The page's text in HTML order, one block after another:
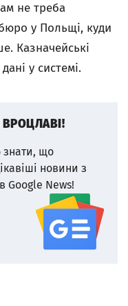
не треба
у Польщі, куди
Казначейські
у системі.
ВРОЦЛАВІ!
знати, що
новини з
Google News!
google news